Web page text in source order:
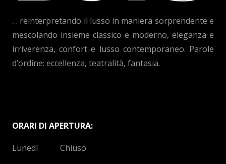
… reinterpretando il lusso in maniera sorprendente e
mescolando insieme classico e moderno, eleganza e
irriverenza, confort e lusso contemporaneo. Parole
d’ordine: eccellenza, teatralità, fantasia.
ORARI DI APERTURA:
Lunedì Chiuso